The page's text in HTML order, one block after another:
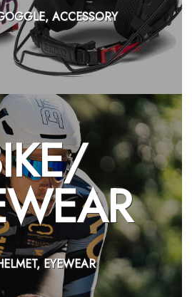
ACCESSORY
EYEWEAR